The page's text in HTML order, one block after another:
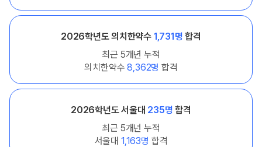
2026학년도 의치한약수 1,731명 합격
최근 5개년 누적
의치한약수8,362명 합격
2026학년도 서울대 235명 합격
최근 5개년 누적
서울대 1,163명 합격